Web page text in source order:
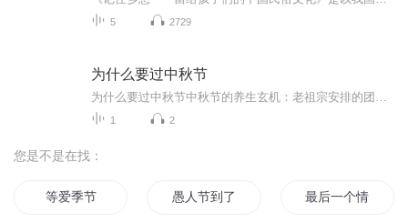
5 2729
为什么要过中秋节
1 2
您是不是在找：
等爱季节 愚人节到了 最后一个情人节